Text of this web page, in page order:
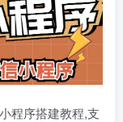
程序搭建教程,支